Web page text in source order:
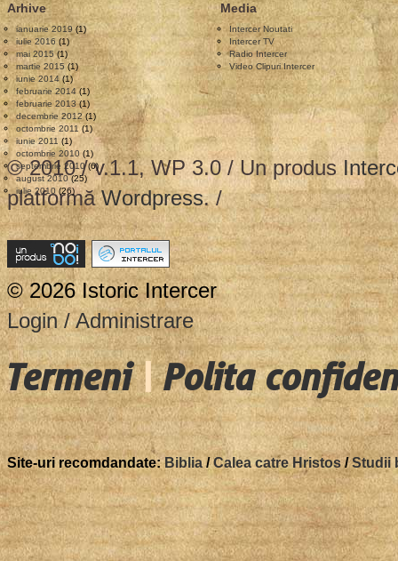
Arhive
ianuarie 2019 (1)
iulie 2016 (1)
mai 2015(1)
martie 2015 (1)
iunie 2014(1)
februarie 2014(1)
februarie 2013(1)
decembrie 2012(1)
octombrie 2011 (1)
iunie 2011 (1)
octombrie 2010(1)
septembrie 2010(6)
august 2010(25)
iulie 2010 (26)
Media
Intercer Noutati
Intercer TV
Radio Intercer
Video Clipuri Intercer
© 2010 / v.1.1, WP 3.0 / Un produs
platformăWordpress. /
© 2026 Istoric Intercer
Login / Administrare
Termeni|Polita
Site-uri recomdandate:Biblia /Calea catre Hristos/Studii